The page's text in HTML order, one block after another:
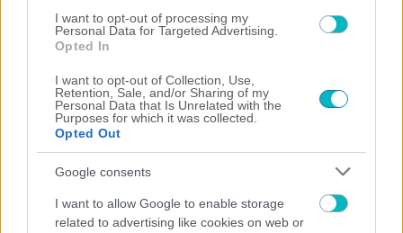
I want to opt-out of processing my
Personal Data for Targeted Advertising.
Opted In
I want to opt-out of Collection, Use,
Retention, Sale, and/or Sharing of my
Personal Data that Is Unrelated with the
Purposes for which it was collected.
Opted Out
Google consents
I want to allow Google to enable storage
related to advertising like cookies on web or
ΠΟΔΟΣΦΑΙΡΟ ΑΕΚ